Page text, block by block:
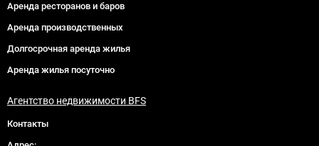
Аренда ресторанов и баров
Аренда производственных
Долгосрочная аренда жилья
Аренда жилья посуточно
Агентство недвижимости BFS
Контакты